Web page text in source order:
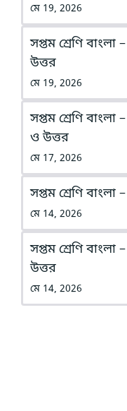
মে 19, 2026
সপ্তম শ্রেণি বাংলা
উত্তর
মে 19, 2026
সপ্তম শ্রেণি বাংলা
ও উত্তর
মে 17, 2026
সপ্তম শ্রেণি
মে 14, 2026
সপ্তম শ্রেণি বাংলা
উত্তর
মে 14, 2026